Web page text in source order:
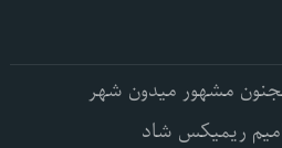
مشهور میدون شهر
ریمیکس شاد